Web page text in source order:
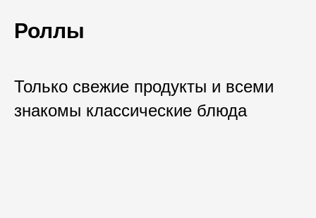
Роллы
Только свежие продукты и всеми
знакомы классические блюда